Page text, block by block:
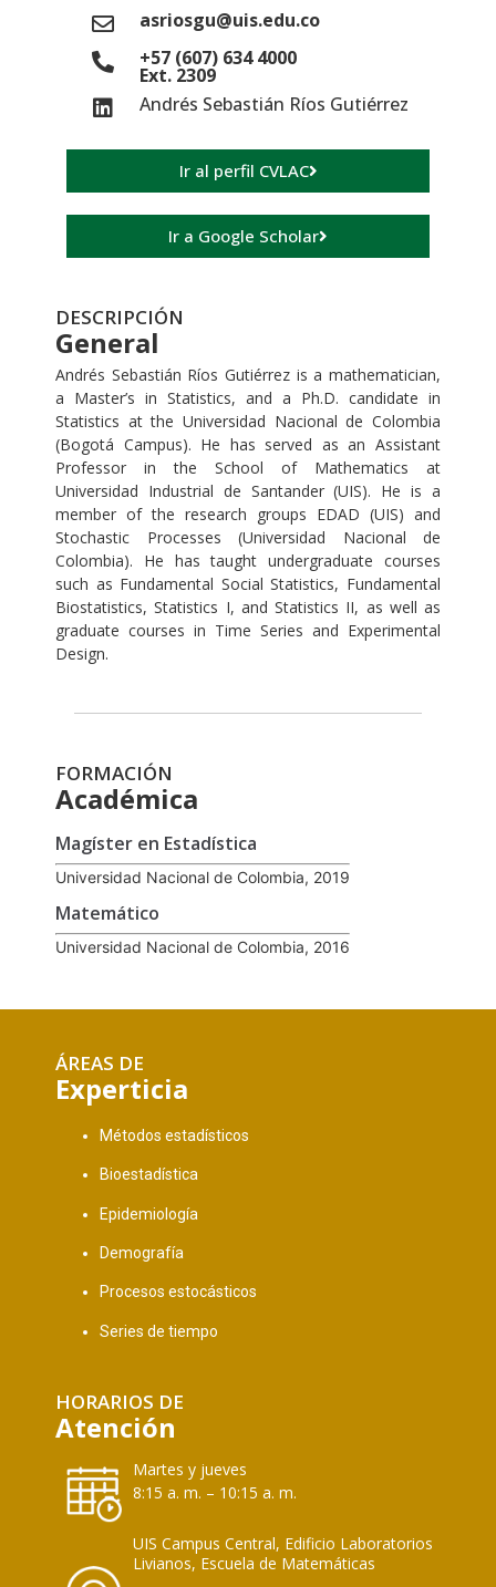
asriosgu@uis.edu.co
+57 (607) 634 4000
Ext. 2309
Andrés Sebastián Ríos Gutiérrez
Ir al perfil CVLAC
Ir a Google Scholar
DESCRIPCIÓN
General
Andrés Sebastián Ríos Gutiérrez is a mathematician,
a Master’s in Statistics, and a Ph.D. candidate in
Statistics at the Universidad Nacional de Colombia
(Bogotá Campus). He has served as an Assistant
Professor in the School of Mathematics at
Universidad Industrial de Santander (UIS). He is a
member of the research groups EDAD (UIS) and
Stochastic Processes (Universidad Nacional de
Colombia). He has taught undergraduate courses
such as Fundamental Social Statistics, Fundamental
Biostatistics, Statistics I, and Statistics II, as well as
graduate courses in Time Series and Experimental
Design.
FORMACIÓN
Académica
Magíster en Estadística
Universidad Nacional de Colombia, 2019
Matemático
Universidad Nacional de Colombia, 2016
ÁREAS DE
Experticia
Métodos estadísticos
Bioestadística
Epidemiología
Demografía
Procesos estocásticos
Series de tiempo
HORARIOS DE
Atención
Martes y jueves
8:15 a. m. – 10:15 a. m.
UIS Campus Central, Edificio Laboratorios
Livianos, Escuela de Matemáticas